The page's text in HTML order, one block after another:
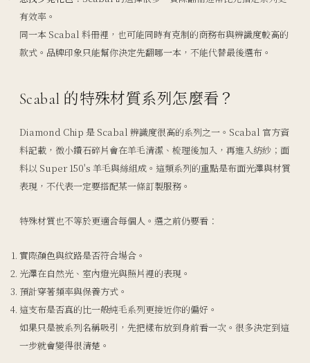
有效率。
同一本 Scabal 料冊裡，也可能同時有克制的商務布與辨識度較高的
款式。品牌印象只能幫你決定先翻哪一本，不能代替最後選布。
Scabal 的特殊材質系列怎麼看？
Diamond Chip 是 Scabal 辨識度很高的系列之一。Scabal 官方資
料記載，微小鑽石碎片會在羊毛清潔、梳理後加入，再進入紡紗；面
料以 Super 150's 羊毛與絲組成。這類系列的重點是布面光澤與材質
表現，不代表一定要搭配某一條訂製服務。
特殊材質也不等於更適合每個人。選之前仍要看：
實際顏色與紋路是否符合場合。
光澤在自然光、室內燈光與照片裡的表現。
預計穿著頻率與保養方式。
這支布是否真的比一般純毛系列更接近你的偏好。
如果只是被系列名稱吸引，先把樣布放到身前看一次。很多決定到這
一步就會變得很清楚。